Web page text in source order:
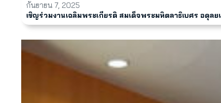
กันยายน 7, 2025
เชิญร่วมงานเฉลิมพระเกียรติ สมเด็จพระมหิตลาธิเบศร อดุ